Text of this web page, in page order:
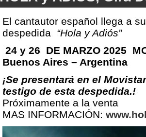
El cantautor español llega a
despedida “Hola y Adiós”
24 y 26 DE MARZO 2025
Buenos Aires – Argentina
¡Se presentará en el
testigo de esta despedida.!
Próximamente a la venta
MAS INFORMACIÓN: